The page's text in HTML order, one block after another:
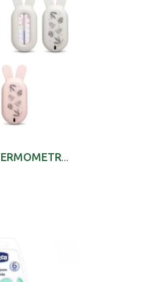
SUAVINEX TERMOMETRO BANHO +0M